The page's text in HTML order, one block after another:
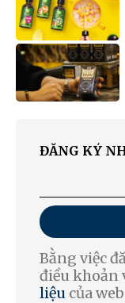
ĐĂNG KÝ
Bằng việc
điều khoản
liệu của